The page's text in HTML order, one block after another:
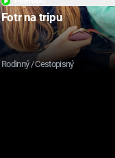
Fotr na tripu
Rodinný / Cestopisný